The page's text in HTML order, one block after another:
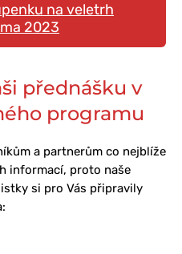
na veletrh
2023
přednášku v
programu
a partnerům co nejblíže
informací, proto naše
si pro Vás připravily